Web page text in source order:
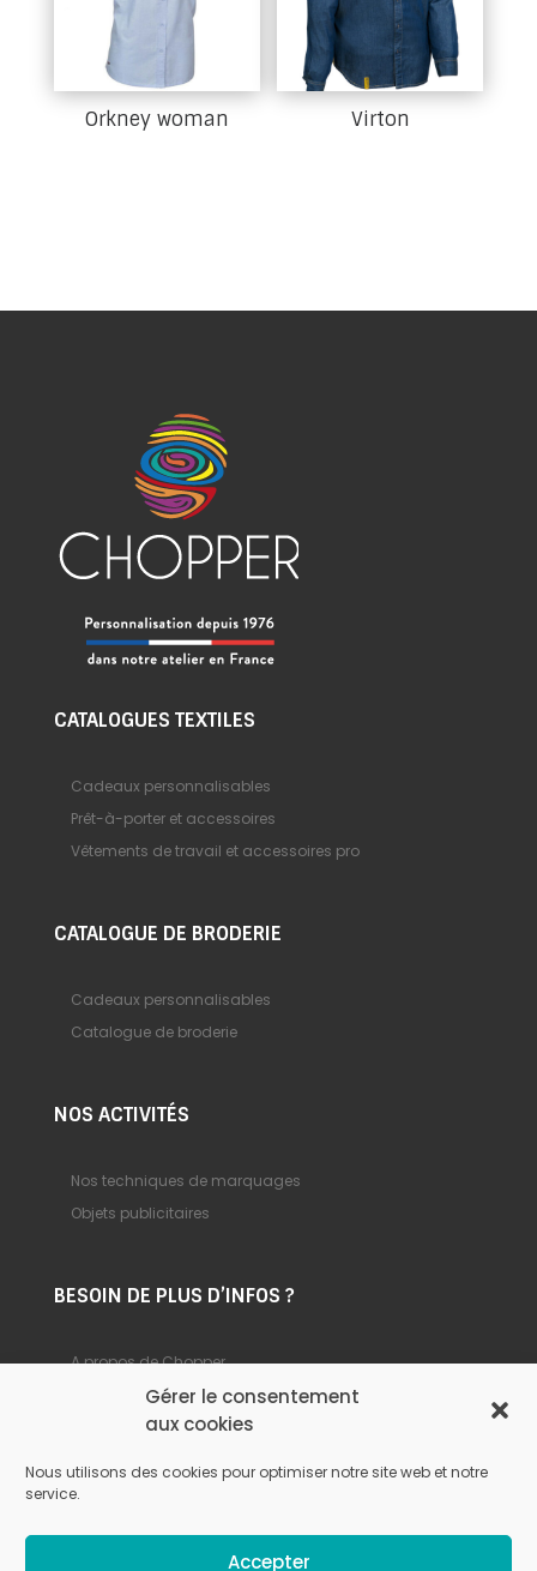
Gérer le consentement
aux cookies
Nous utilisons des cookies pour optimiser notre site web et notre
service.
Accepter
Orkney woman Virton
CATALOGUES TEXTILES
Cadeaux personnalisables
Prêt-à-porter et accessoires
Vêtements de travail et accessoires pro
CATALOGUE DE BRODERIE
Cadeaux personnalisables
Catalogue de broderie
NOS ACTIVITÉS
Nos techniques de marquages
Objets publicitaires
BESOIN DE PLUS D’INFOS ?
A propos de Chopper
Foire aux questions
Nous contacter
Mentions légales–